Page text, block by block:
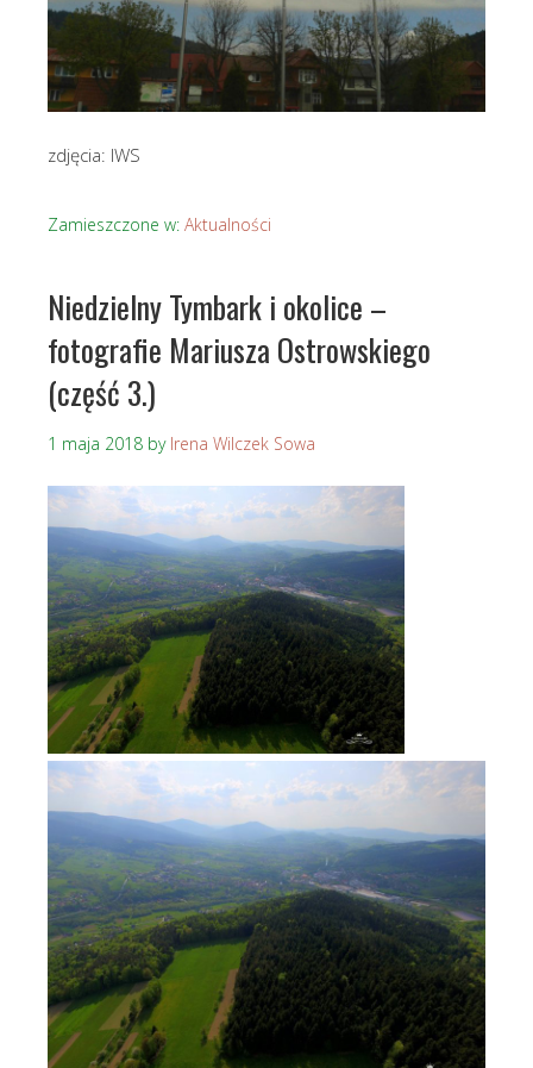
zdjęcia: IWS
Zamieszczone w: Aktualności
Niedzielny Tymbark i okolice –
fotografie Mariusza Ostrowskiego
(część 3.)
1 maja 2018 by Irena Wilczek Sowa